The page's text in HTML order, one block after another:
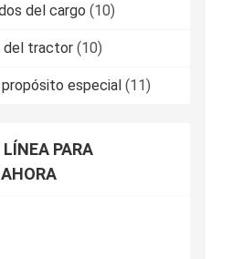
del cargo (10)
del tractor (10)
especial (11)
PARA